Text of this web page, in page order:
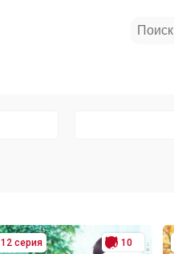
12 серия
10